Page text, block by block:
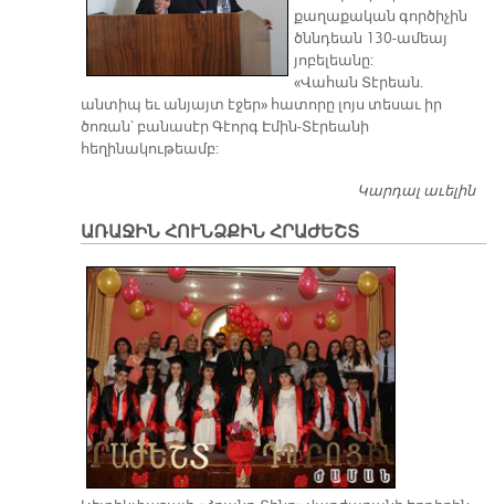
քաղաքական գործիչին
ծննդեան 130-ամեայ
յոբելեանը:
«Վահան Տէրեան.
անտիպ եւ անյայտ էջեր» հատորը լոյս տեսաւ իր
ծոռան՝ բանասէր Գէորգ Էմին-Տէրեանի
հեղինակութեամբ:
Կարդալ աւելին
ԱՌԱՋԻՆ ՀՈՒՆՁՔԻՆ ՀՐԱԺԵՇՏ